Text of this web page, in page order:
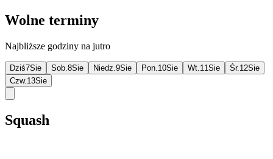
Wolne terminy
Najbliższe godziny na jutro
Dziś7Sie Sob. 8Sie Niedz. 9Sie Pon. 10Sie Wt. 11Sie Śr. 12Sie
Czw. 13Sie
Squash